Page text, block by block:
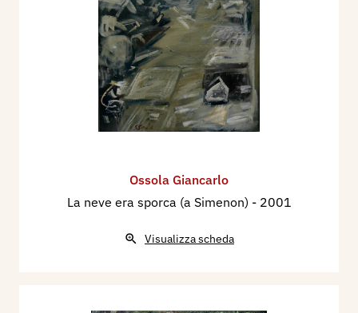
Ossola Giancarlo
La neve era sporca (a Simenon) - 2001
Visualizza scheda